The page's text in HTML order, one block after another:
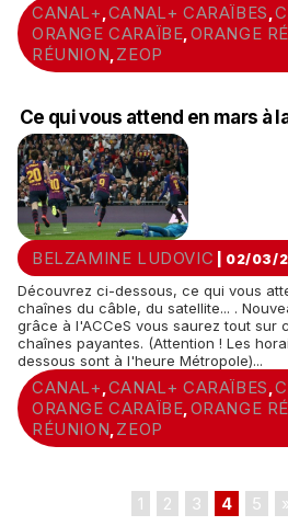
CANAL+ ,CANAL+ CARAÏBES ,
ORANGE CARAÏBE, ORANGE
RÉUNION, ZEOP
Ce qui vous attend en mars à
BELZAMINE LUDOVIC | 02/03/
Découvrez ci-dessous, ce qui vous
chaînes du câble, du satellite... .
grâce à l'ACCeS vous saurez tout sur
chaînes payantes. (Attention ! Les
dessous sont à l'heure Métropole)...
CANAL+ ,CANAL+ CARAÏBES ,
ORANGE CARAÏBE, ORANGE
RÉUNION, ZEOP
1 2 3 4 5